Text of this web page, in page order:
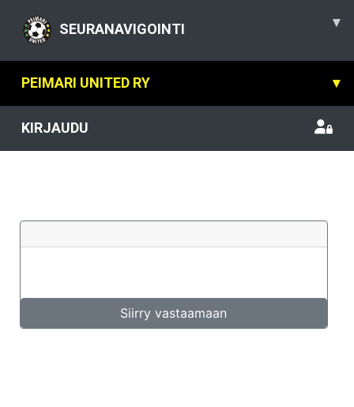
SEURANAVIGOINTI ▾
PEIMARI UNITED RY ▾
KIRJAUDU